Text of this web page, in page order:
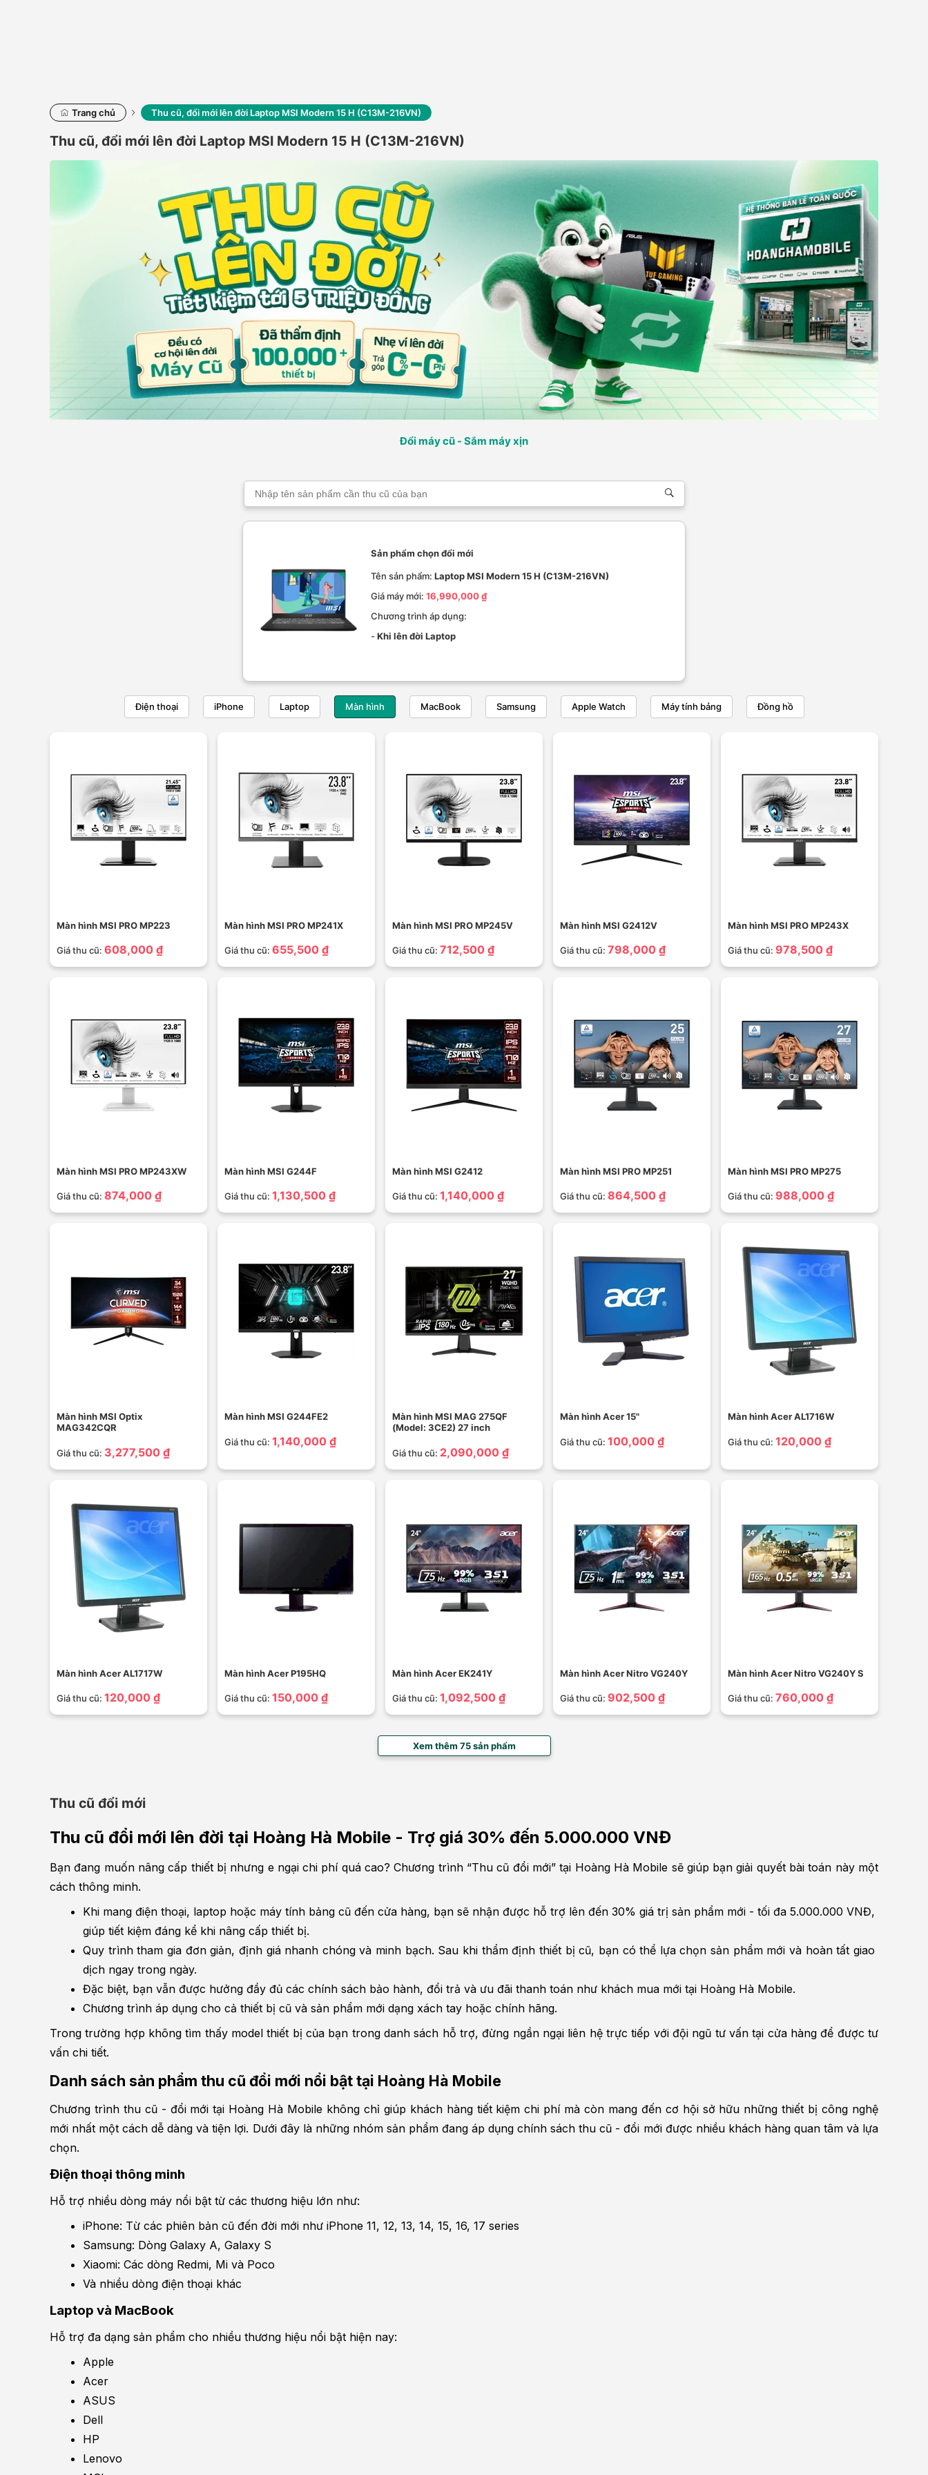
Trang chủ Thu cũ, đổi mới lên đời Laptop MSI Modern 15 H (C13M-216VN)
Thu cũ, đổi mới lên đời Laptop MSI Modern 15 H (C13M-216VN)
Đổi máy cũ - Sắm máy xịn
Sản phẩm chọn đổi mới
Tên sản phẩm: Laptop MSI Modern 15 H (C13M-216VN)
Giá máy mới: 16,990,000 ₫
Chương trình áp dụng:
- Khi lên đời Laptop
Điện thoại iPhone Laptop Màn hình MacBook Samsung Apple Watch Máy tính bảng Đồng hồ
Màn hình MSI PRO MP223
Giá thu cũ: 608,000 ₫
Màn hình MSI PRO MP241X
Giá thu cũ: 655,500 ₫
Màn hình MSI PRO MP245V
Giá thu cũ: 712,500 ₫
Màn hình MSI G2412V
Giá thu cũ: 798,000 ₫
Màn hình MSI PRO MP243X
Giá thu cũ: 978,500 ₫
Màn hình MSI PRO MP243XW
Giá thu cũ: 874,000 ₫
Màn hình MSI G244F
Giá thu cũ: 1,130,500 ₫
Màn hình MSI G2412
Giá thu cũ: 1,140,000 ₫
Màn hình MSI PRO MP251
Giá thu cũ: 864,500 ₫
Màn hình MSI PRO MP275
Giá thu cũ: 988,000 ₫
Màn hình MSI Optix
MAG342CQR
Giá thu cũ: 3,277,500 ₫
Màn hình MSI G244FE2
Giá thu cũ: 1,140,000 ₫
Màn hình MSI MAG 275QF
(Model: 3CE2) 27 inch
Giá thu cũ: 2,090,000 ₫
Màn hình Acer 15"
Giá thu cũ: 100,000 ₫
Màn hình Acer AL1716W
Giá thu cũ: 120,000 ₫
Màn hình Acer AL1717W
Giá thu cũ: 120,000 ₫
Màn hình Acer P195HQ
Giá thu cũ: 150,000 ₫
Màn hình Acer EK241Y
Giá thu cũ: 1,092,500 ₫
Màn hình Acer Nitro VG240Y
Giá thu cũ: 902,500 ₫
Màn hình Acer Nitro VG240Y S
Giá thu cũ: 760,000 ₫
Xem thêm 75 sản phẩm
Thu cũ đổi mới
Thu cũ đổi mới lên đời tại Hoàng Hà Mobile - Trợ giá 30% đến 5.000.000 VNĐ
Bạn đang muốn nâng cấp thiết bị nhưng e ngại chi phí quá cao? Chương trình “Thu cũ đổi mới” tại Hoàng Hà Mobile sẽ giúp bạn giải quyết bài toán này một
cách thông minh.
Khi mang điện thoại, laptop hoặc máy tính bảng cũ đến cửa hàng, bạn sẽ nhận được hỗ trợ lên đến 30% giá trị sản phẩm mới - tối đa 5.000.000 VNĐ,
giúp tiết kiệm đáng kể khi nâng cấp thiết bị.
Quy trình tham gia đơn giản, định giá nhanh chóng và minh bạch. Sau khi thẩm định thiết bị cũ, bạn có thể lựa chọn sản phẩm mới và hoàn tất giao
dịch ngay trong ngày.
Đặc biệt, bạn vẫn được hưởng đầy đủ các chính sách bảo hành, đổi trả và ưu đãi thanh toán như khách mua mới tại Hoàng Hà Mobile.
Chương trình áp dụng cho cả thiết bị cũ và sản phẩm mới dạng xách tay hoặc chính hãng.
Trong trường hợp không tìm thấy model thiết bị của bạn trong danh sách hỗ trợ, đừng ngần ngại liên hệ trực tiếp với đội ngũ tư vấn tại cửa hàng để được tư
vấn chi tiết.
Danh sách sản phẩm thu cũ đổi mới nổi bật tại Hoàng Hà Mobile
Chương trình thu cũ - đổi mới tại Hoàng Hà Mobile không chỉ giúp khách hàng tiết kiệm chi phí mà còn mang đến cơ hội sở hữu những thiết bị công nghệ
mới nhất một cách dễ dàng và tiện lợi. Dưới đây là những nhóm sản phẩm đang áp dụng chính sách thu cũ - đổi mới được nhiều khách hàng quan tâm và lựa
chọn.
Điện thoại thông minh
Hỗ trợ nhiều dòng máy nổi bật từ các thương hiệu lớn như:
iPhone: Từ các phiên bản cũ đến đời mới như iPhone 11, 12, 13, 14, 15, 16, 17 series
Samsung: Dòng Galaxy A, Galaxy S
Xiaomi: Các dòng Redmi, Mi và Poco
Và nhiều dòng điện thoại khác
Laptop và MacBook
Hỗ trợ đa dạng sản phẩm cho nhiều thương hiệu nổi bật hiện nay:
Apple
Acer
ASUS
Dell
HP
Lenovo